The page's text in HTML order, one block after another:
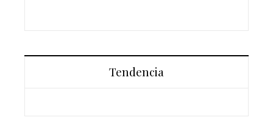
Tendencia